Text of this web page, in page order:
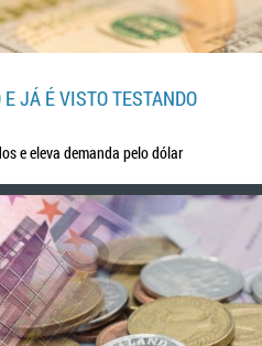
JÁ É VISTO TESTANDO
e eleva demanda pelo dólar